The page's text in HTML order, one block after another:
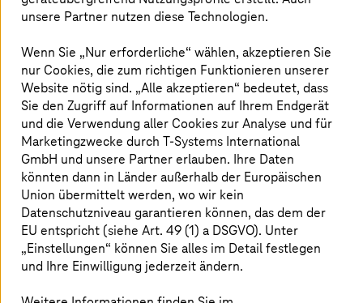
Endgeräte bei der Telekom Deutschland
Wacklin an, der auf eigenen Wunsch das
Unternehmen verlässt. In seiner neuen Funktion
berichtet Loefert an Urs M. Krämer,
Geschäftsführer CommercialT-Systems.
Wechsel an der Marketingspitze
Jussi Wacklin, seit 2022 für das Marketing von
T-Systems
verantwortlich, verlässt das Unternehmen
zum 31. Mai 2024 auf eigenen Wunsch. „Ich danke Jussi
für die geleistete Arbeit in den vergangenen zwei Jahren
und wünsche ihm für die berufliche und private Zukunft
unsere Partner nutzen diese Technologien.
Wenn Sie „Nur erforderliche“ wählen, akzeptieren Sie
nur Cookies, die zum richtigen Funktionieren unserer
Website nötig sind. „Alle akzeptieren“ bedeutet, dass
Sie den Zugriff auf Informationen auf Ihrem Endgerät
und die Verwendung aller Cookies zur Analyse und für
Marketingzwecke durchT-Systems International
GmbH und unsere Partner erlauben. Ihre Daten
könnten dann in Länder außerhalb der Europäischen
Union übermittelt werden, wo wir kein
Datenschutzniveau garantieren können, das dem der
EU entspricht (siehe Art. 49 (1) a DSGVO). Unter
„Einstellungen“ können Sie alles im Detail festlegen
und Ihre Einwilligung jederzeit ändern.